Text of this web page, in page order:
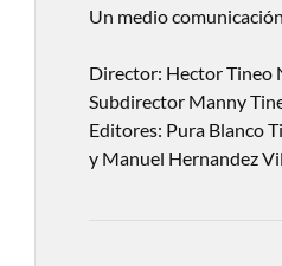
Un medio
Director: Hector Tineo
Subdirector Manny
Editores: Pura Blanco
y Manuel Hernandez